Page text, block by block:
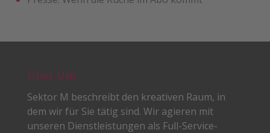
Über Uns
Sektor M beschreibt den kreativen Raum, in
dem wir für Sie tätig sind. Wir agieren mit
unseren Dienstleistungen als Full-Service-